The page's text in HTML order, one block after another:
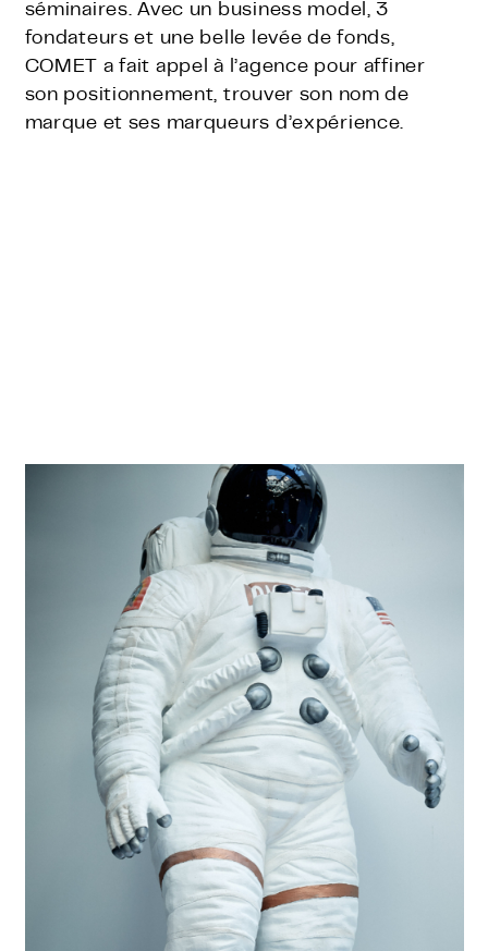
séminaires. Avec un business model, 3
fondateurs et une belle levée de fonds,
COMET a fait appel à l’agence pour affiner
son positionnement, trouver son nom de
marque et ses marqueurs d’expérience.